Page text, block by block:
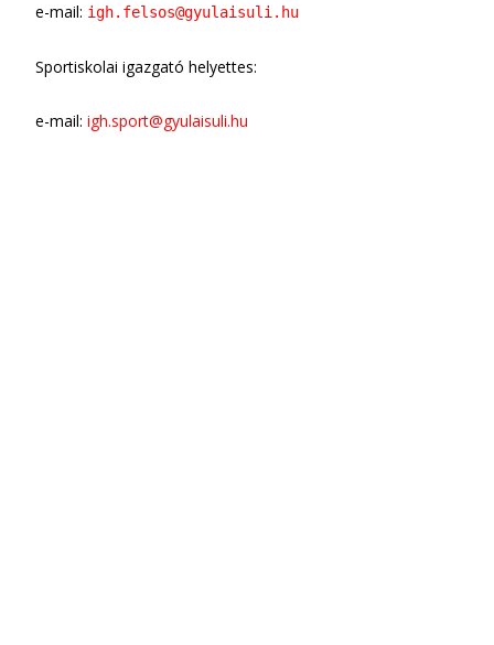
e-mail: igh.felsos@gyulaisuli.hu
Sportiskolai igazgató helyettes:
e-mail: igh.sport@gyulaisuli.hu